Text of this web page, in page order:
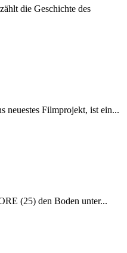
die Geschichte des
neuestes Filmprojekt, ist ein...
(25) den Boden unter...